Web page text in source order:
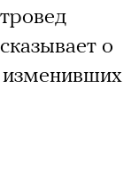
о
изменивших